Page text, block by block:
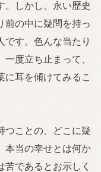
。しかし、永い歴史
前の中に疑問を持っ
です。色んな当たり
度立ち止まって、
に耳を傾けてみるこ
つことの、どこに疑
本当の幸せとは何か
であるとお示しく